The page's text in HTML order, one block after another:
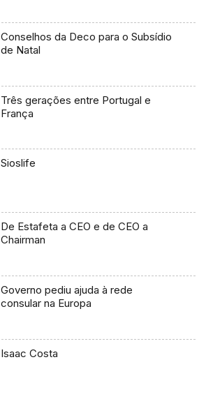
Conselhos da Deco para o Subsídio
de Natal
Três gerações entre Portugal e
França
Sioslife
De Estafeta a CEO e de CEO a
Chairman
Governo pediu ajuda à rede
consular na Europa
Isaac Costa